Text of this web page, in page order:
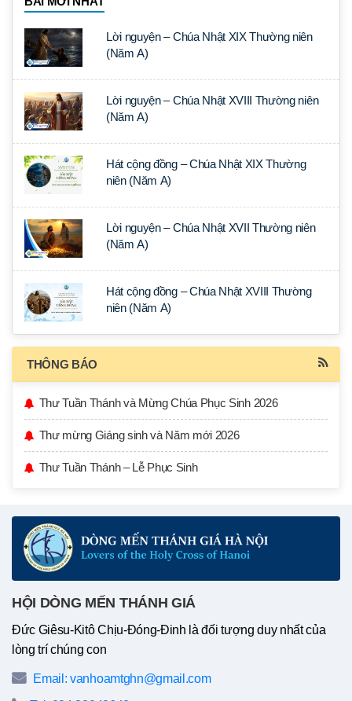
Lời nguyện – Chúa Nhật XIX Thường niên
(Năm A)
Lời nguyện – Chúa Nhật XVIII Thường niên
(Năm A)
Hát cộng đồng – Chúa Nhật XIX Thường
niên (Năm A)
Lời nguyện – Chúa Nhật XVII Thường niên
(Năm A)
Hát cộng đồng – Chúa Nhật XVIII Thường
niên (Năm A)
THÔNG BÁO
Thư Tuần Thánh và Mừng Chúa Phục Sinh 2026
Thư mừng Giáng sinh và Năm mới 2026
Thư Tuần Thánh – Lễ Phục Sinh
HỘI DÒNG MẾN THÁNH GIÁ
Đức Giêsu-Kitô Chịu-Đóng-Đinh là đối tượng duy nhất của
lòng trí chúng con
Email: vanhoamtghn@gmail.com